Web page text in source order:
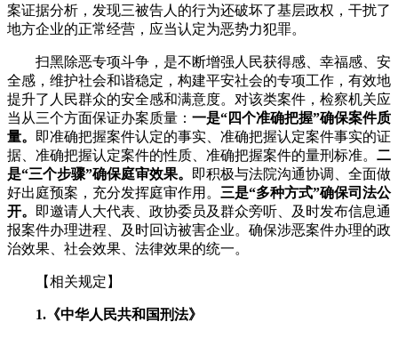
案证据分析，发现三被告人的行为还破坏了基层政权，干扰了
地方企业的正常经营，应当认定为恶势力犯罪。
扫黑除恶专项斗争，是不断增强人民获得感、幸福感、安
全感，维护社会和谐稳定，构建平安社会的专项工作，有效地
提升了人民群众的安全感和满意度。对该类案件，检察机关应
当从三个方面保证办案质量： 一是“四个准确把握”确保案件质
量。
即准确把握案件认定的事实、准确把握认定案件事实的证
据、准确把握认定案件的性质、准确把握案件的量刑标准。 二
是“三个步骤”确保庭审效果。
即积极与法院沟通协调、全面做
好出庭预案，充分发挥庭审作用。 三是“多种方式”确保司法公
开。
即邀请人大代表、政协委员及群众旁听、及时发布信息通
报案件办理进程、及时回访被害企业。确保涉恶案件办理的政
治效果、社会效果、法律效果的统一。
【相关规定】
1.《中华人民共和国刑法》